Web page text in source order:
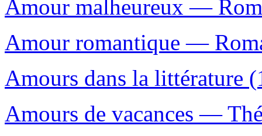
Amour malheureux —
Amour romantique —
Amours dans la littérature
Amours de vacances —